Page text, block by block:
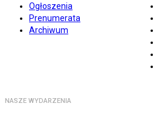
Ogłoszenia
Prenumerata
Archiwum
NASZE WYDARZENIA